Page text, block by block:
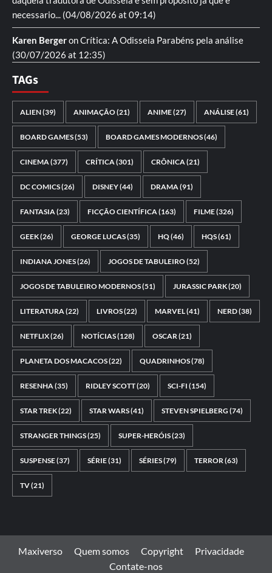
necessario... (04/08/2026 at 09:14)
Karen BergeronCrítica: A Odisseia Parabéns pela análise
(30/07/2026 at 12:35)
TAGs
ALIEN(39) ANIMAÇÃO(21) ANIME(27) ANÁLISE(61)
BOARD GAMES(53) BOARD GAMES MODERNOS(46)
CINEMA(377) CRÍTICA(301) CRÔNICA(21)
DC COMICS(26) DISNEY(44) DRAMA(91)
FANTASIA(23) FICÇÃO CIENTÍFICA(163) FILME(326)
GEEK(26) GEORGE LUCAS(35) HQ(46) HQS(61)
INDIANA JONES(26) JOGOS DE TABULEIRO(52)
JOGOS DE TABULEIRO MODERNOS(51) JURASSIC PARK(20)
LITERATURA(22) LIVROS(22) MARVEL(41) NERD(38)
NETFLIX(26) NOTÍCIAS(128) OSCAR(21)
PLANETA DOS MACACOS(22) QUADRINHOS(78)
RESENHA(35) RIDLEY SCOTT(20) SCI-FI (154)
STAR TREK(22) STAR WARS(41) STEVEN SPIELBERG (74)
STRANGER THINGS(25) SUPER-HERÓIS(23)
SUSPENSE(37) SÉRIE(31) SÉRIES(79) TERROR(63)
TV(21)
Maxiverso Quem somos Copyright
Privacidade
Contate-nos